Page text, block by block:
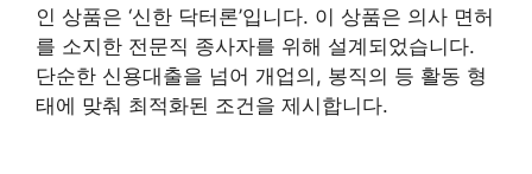
인 상품은 ‘신한 닥터론’입니다. 이 상품은 의사 면허
를 소지한 전문직 종사자를 위해 설계되었습니다.
단순한 신용대출을 넘어 개업의, 봉직의 등 활동 형
태에 맞춰 최적화된 조건을 제시합니다.